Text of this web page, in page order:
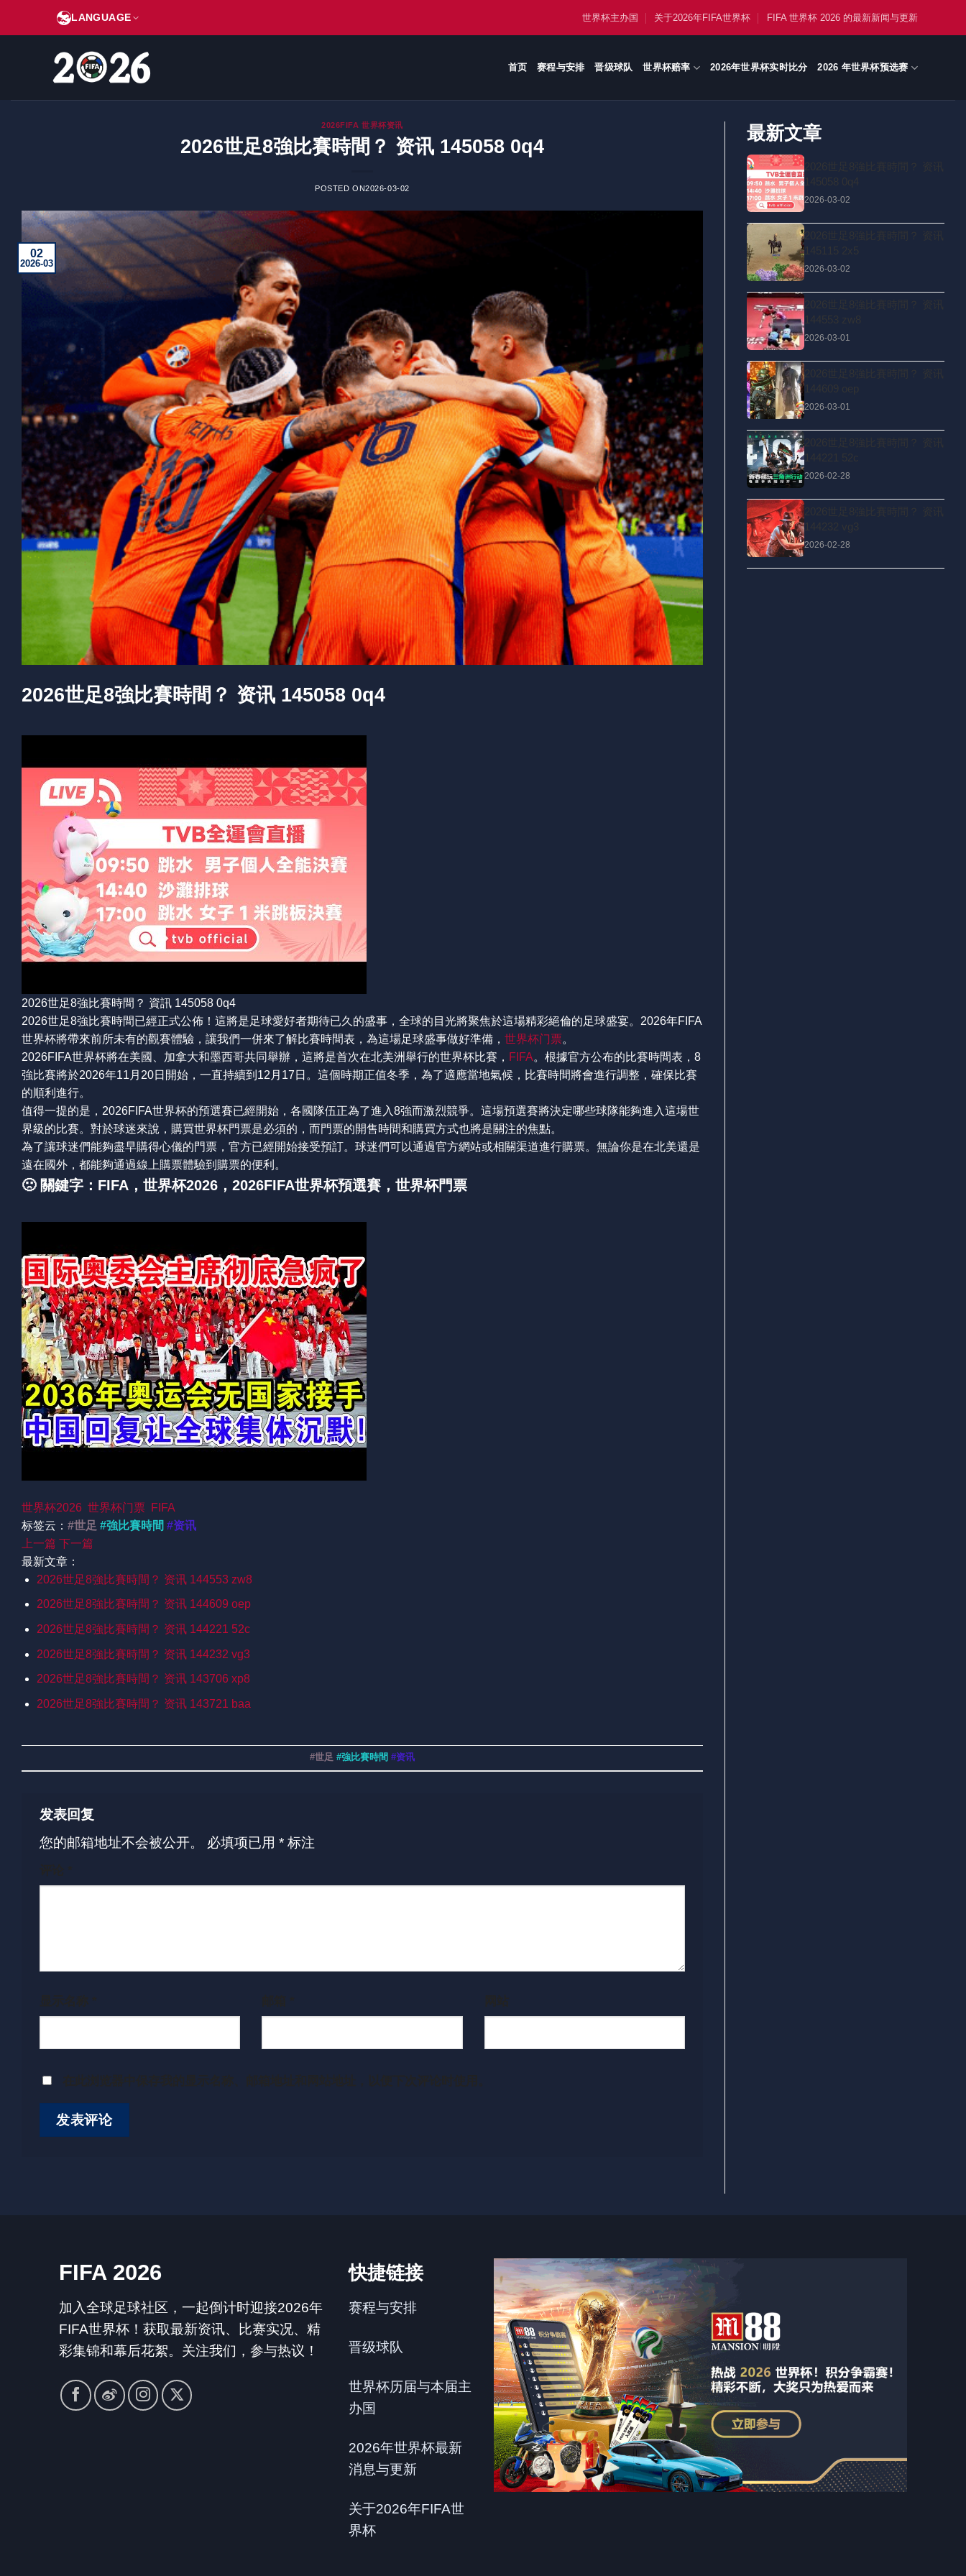
LANGUAGE 世界杯主办国 关于2026年FIFA世界杯 FIFA 世界杯 2026 的最新新闻与更新
首页 赛程与安排 晋级球队 世界杯赔率 2026年世界杯实时比分 2026 年世界杯预选赛
2026FIFA 世界杯资讯
2026世足8強比賽時間？ 资讯 145058 0q4
POSTED ON2026-03-02
02
2026-03
2026世足8強比賽時間？ 资讯 145058 0q4
2026世足8強比賽時間？ 資訊 145058 0q4
2026世足8強比賽時間已經正式公佈！這將是足球愛好者期待已久的盛事，全球的目光將聚焦於這場精彩絕倫的足球盛宴。2026年FIFA
世界杯將帶來前所未有的觀賽體驗，讓我們一併來了解比賽時間表，為這場足球盛事做好準備， 世界杯门票。
2026FIFA世界杯將在美國、加拿大和墨西哥共同舉辦，這將是首次在北美洲舉行的世界杯比賽， FIFA。根據官方公布的比賽時間表，8
強比賽將於2026年11月20日開始，一直持續到12月17日。這個時期正值冬季，為了適應當地氣候，比賽時間將會進行調整，確保比賽
的順利進行。
值得一提的是，2026FIFA世界杯的預選賽已經開始，各國隊伍正為了進入8強而激烈競爭。這場預選賽將決定哪些球隊能夠進入這場世
界級的比賽。對於球迷來說，購買世界杯門票是必須的，而門票的開售時間和購買方式也將是關注的焦點。
為了讓球迷們能夠盡早購得心儀的門票，官方已經開始接受預訂。球迷們可以通過官方網站或相關渠道進行購票。無論你是在北美還是
遠在國外，都能夠通過線上購票體驗到購票的便利。
🙁 關鍵字：FIFA，世界杯2026，2026FIFA世界杯預選賽，世界杯門票
世界杯2026 世界杯门票
FIFA
标签云： #世足 #強比賽時間 #资讯
上一篇 下一篇
最新文章：
2026世足8強比賽時間？ 资讯 144553 zw8
2026世足8強比賽時間？ 资讯 144609 oep
2026世足8強比賽時間？ 资讯 144221 52c
2026世足8強比賽時間？ 资讯 144232 vg3
2026世足8強比賽時間？ 资讯 143706 xp8
2026世足8強比賽時間？ 资讯 143721 baa
#世足 #強比賽時間 #资讯
发表回复
您的邮箱地址不会被公开。
必填项已用 * 标注
最新文章
2026世足8強比賽時間？ 资讯
145058 0q4
2026-03-02
2026世足8強比賽時間？ 资讯
145115 2x5
2026-03-02
2026世足8強比賽時間？ 资讯
144553 zw8
2026-03-01
2026世足8強比賽時間？ 资讯
144609 oep
2026-03-01
2026世足8強比賽時間？ 资讯
144221 52c
2026-02-28
2026世足8強比賽時間？ 资讯
144232 vg3
2026-02-28
FIFA 2026
加入全球足球社区，一起倒计时迎接2026年
FIFA世界杯！获取最新资讯、比赛实况、精
彩集锦和幕后花絮。关注我们，参与热议！
快捷链接
赛程与安排
晋级球队
世界杯历届与本届主
办国
2026年世界杯最新
消息与更新
关于2026年FIFA世
界杯